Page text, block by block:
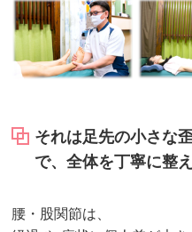
それは足先の小さな
で、全体を丁寧に整
腰・股関節は、